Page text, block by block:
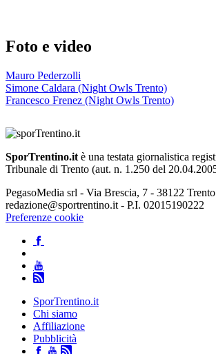
Foto e video
Mauro Pederzolli
Simone Caldara (Night Owls Trento)
Francesco Frenez (Night Owls Trento)
SporTrentino.it è una testata giornalistica
Tribunale di Trento (aut. n. 1.250 del
PegasoMedia srl - Via Brescia, 7 - 38122 Trento
redazione@sportrentino.it - P.I. 02015190222
Preferenze cookie
SporTrentino.it
Chi siamo
Affiliazione
Pubblicità